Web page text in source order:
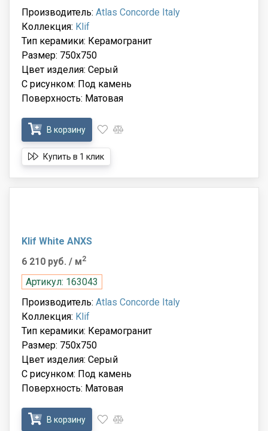
Производитель: Atlas Concorde Italy
Коллекция: Klif
Тип керамики: Керамогранит
Размер: 750x750
Цвет изделия: Серый
С рисунком: Под камень
Поверхность: Матовая
В корзину
Купить в 1 клик
Klif White ANXS
6 210 руб. / м2
Артикул: 163043
Производитель: Atlas Concorde Italy
Коллекция: Klif
Тип керамики: Керамогранит
Размер: 750x750
Цвет изделия: Серый
С рисунком: Под камень
Поверхность: Матовая
В корзину